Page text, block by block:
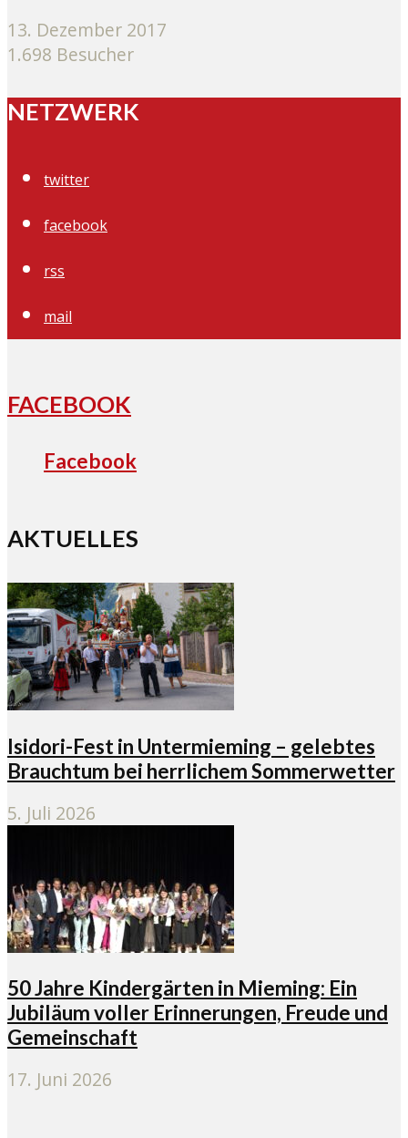
13. Dezember 2017
1.698 Besucher
NETZWERK
twitter
facebook
rss
mail
FACEBOOK
Facebook
AKTUELLES
Isidori-Fest in Untermieming – gelebtes
Brauchtum bei herrlichem Sommerwetter
5. Juli 2026
50 Jahre Kindergärten in Mieming: Ein
Jubiläum voller Erinnerungen, Freude und
Gemeinschaft
17. Juni 2026